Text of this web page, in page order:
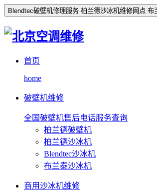
Blendtec破壁机修理服务 柏兰德沙冰机维修网点 布
首页
home
破壁机维修
全国破壁机售后电话服务查询
柏兰德破壁机
柏兰德沙冰机
Blendtec沙冰机
布兰泰沙冰机
商用沙冰机维修